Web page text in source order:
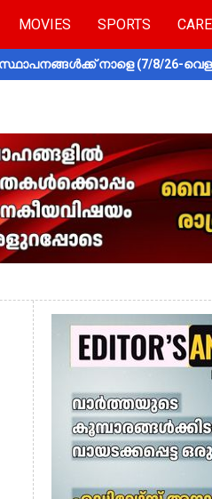
MOVIES SPORTS
നാളെ (7/8/26-